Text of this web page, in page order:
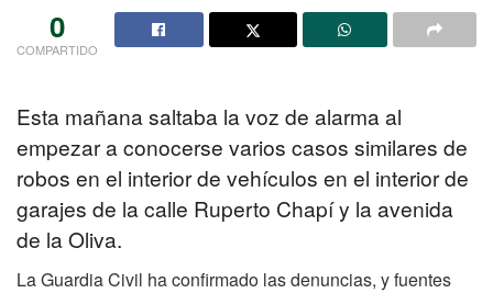
0
COMPARTIDO
Esta mañana saltaba la voz de alarma al
empezar a conocerse varios casos similares de
robos en el interior de vehículos en el interior de
garajes de la calle Ruperto Chapí y la avenida
de la Oliva.
La Guardia Civil ha confirmado las denuncias, y fuentes